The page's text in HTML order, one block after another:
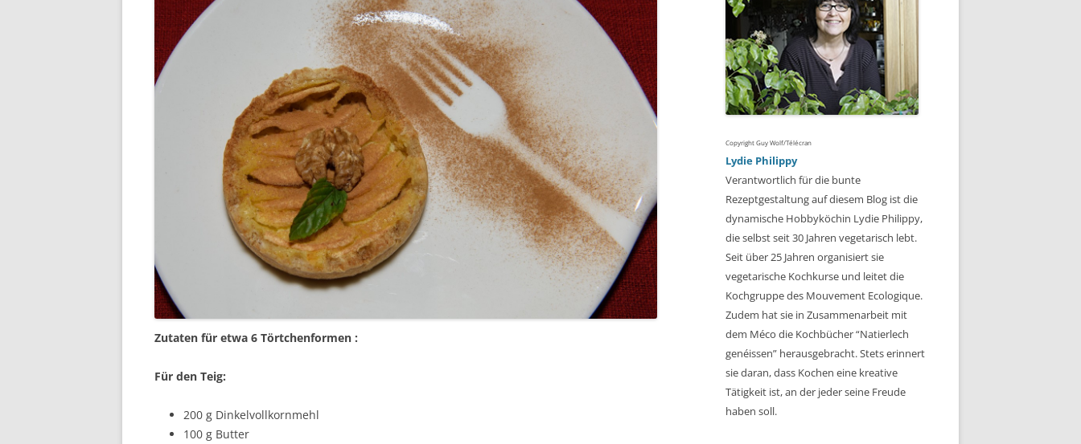
Zutaten für etwa 6 Törtchenformen :
Für den Teig:
200 g Dinkelvollkornmehl
100 g Butter
Copyright Guy Wolf/Télécran
Lydie Philippy
Verantwortlich für die bunte
Rezeptgestaltung auf diesem Blog ist die
dynamische Hobbyköchin Lydie Philippy,
die selbst seit 30 Jahren vegetarisch lebt.
Seit über 25 Jahren organisiert sie
vegetarische Kochkurse und leitet die
Kochgruppe des Mouvement Ecologique.
Zudem hat sie in Zusammenarbeit mit
dem Méco die Kochbücher “Natierlech
genéissen” herausgebracht. Stets erinnert
sie daran, dass Kochen eine kreative
Tätigkeit ist, an der jeder seine Freude
haben soll.